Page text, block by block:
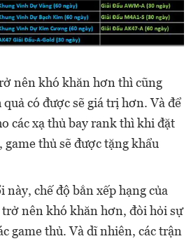
nên khó khăn hơn thì cũng
có được sẽ giá trị hơn. Và để
các xạ thủ bay rank thì khi đặt
thủ sẽ được tặng khẩu
chế độ bắn xếp hạng của
trở nên khó khăn hơn, đòi hỏi sự
game thủ. Và dĩ nhiên, các trận